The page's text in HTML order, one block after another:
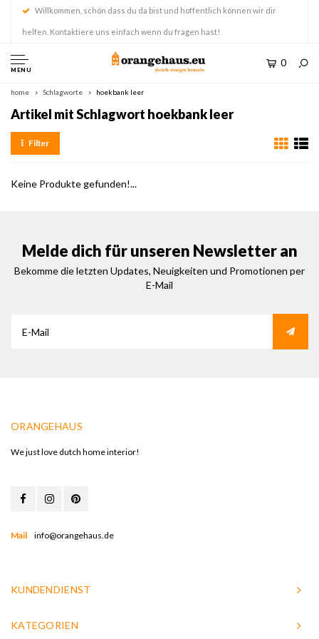
Willkommen, schön dass du da bist und hoffentlich können wir dir
helfen. Kontaktiere uns einfach wenn du fragen hast!
MENU
0
home Schlagworte hoekbank leer
Artikel mit Schlagwort hoekbank leer
Filter
Keine Produkte gefunden!...
Melde dich für unseren Newsletter an
Bekomme die letzten Updates, Neuigkeiten und Promotionen per
E-Mail
ORANGEHAUS
We just love dutch home interior!
Mail info@orangehaus.de
KUNDENDIENST
KATEGORIEN